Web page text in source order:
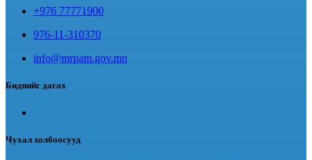
+976 77771900
976-11-310370
info@mrpam.gov.mn
Биднийг дагах
Чухал холбоосууд